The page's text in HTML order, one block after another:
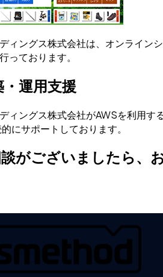
ィングス株式会社は、オンライン
っております。
運用支援
ィングス株式会社がAWSを利用
にサポートしております。
がございましたら、